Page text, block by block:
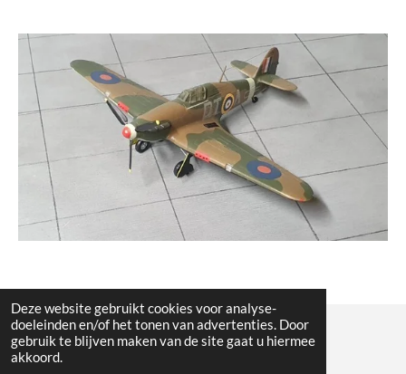
Deze website gebruikt cookies voor analyse-
doeleinden en/of het tonen van advertenties. Door
gebruik te blijven maken van de site gaat u hiermee
akkoord.
© All the pictures on this website are copywright protected